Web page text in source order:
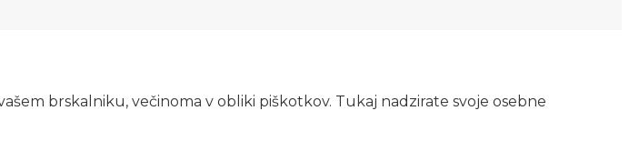
brskalniku, večinoma v obliki piškotkov. Tukaj nadzirate svoje osebne